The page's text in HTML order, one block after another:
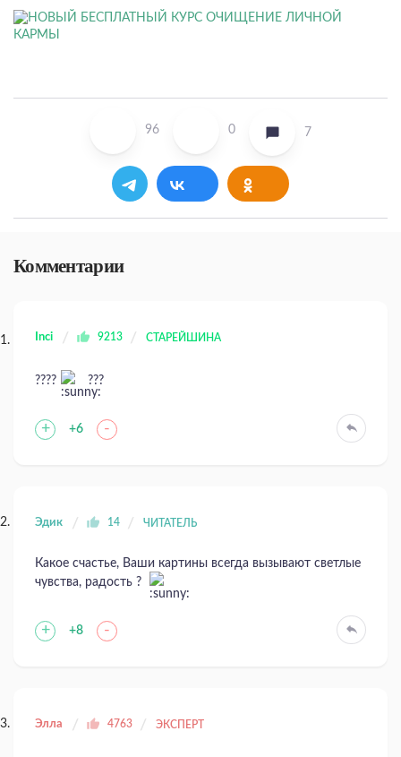
96 0 7
Комментарии
Inci 9213 СТАРЕЙШИНА
???️? ???
+ +6 -
Эдик 14 ЧИТАТЕЛЬ
Какое счастье, Ваши картины всегда вызывают светлые
чувства, радость ?
+ +8 -
Элла 4763 ЭКСПЕРТ